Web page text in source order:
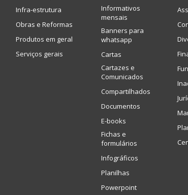
Infra-estrutura
Obras e Reformas
Produtos em geral
Serviços gerais
Informativos
mensais
Banners para
whatsapp
Cartas
Cartazes e
Comunicados
Compartilhados
Documentos
E-books
Fichas e
formulários
Infográficos
Planilhas
Powerpoint